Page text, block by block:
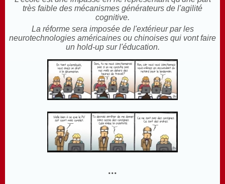
très faible des mécanismes générateurs de l'agilité
cognitive.
La réforme sera imposée de l'extérieur par les
neurotechnologies américaines ou chinoises qui vont faire
un hold-up sur l'éducation.
...